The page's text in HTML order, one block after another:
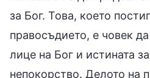
за Бог. Това, което
правосъдието, е човек
лице на Бог и истината
непокорство. Делото на